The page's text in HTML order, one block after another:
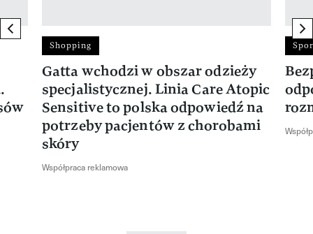
previous element
Shopping
Gatta wchodzi w obszar odzieży
specjalistycznej. Linia Care Atopic
Sensitive to polska odpowiedź na
potrzeby pacjentów z chorobami
skóry
Współpraca reklamowa